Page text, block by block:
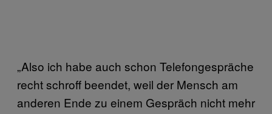
„Also ich habe auch schon Telefongespräche
recht schroff beendet, weil der Mensch am
anderen Ende zu einem Gespräch nicht mehr